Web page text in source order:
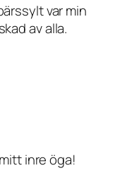
var min
av alla.
inre öga!